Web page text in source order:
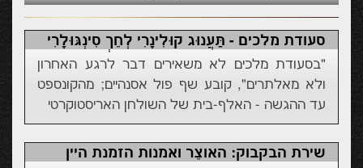
סעודת מלכים - תַּעֲנוּג קוּלִינָרִי לְחֵךְ סִינְגּוּלָרִי
"בסעודת מלכים לא משאירים דבר לרגע האחרון
ולא מאלתרים", קובע שף פול אסנהיים; מהקונספט
עד ההגשה - האלף-בית של השולחן האריסטוקרטי
שירת הבקבוק: האוצֵר ואמנות הזמנת היין